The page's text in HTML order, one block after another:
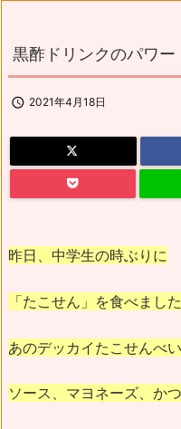
黒酢ドリンクのパワー
 2021年4月18日
昨日、中学生の時ぶりに
「たこせん」を食べました
あのデッカイたこせんべ
ソース、マヨネーズ、か